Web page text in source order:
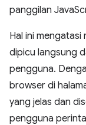
panggilan
Hal ini mengatasi
dipicu langsung
pengguna.
browser di
yang jelas dan
pengguna